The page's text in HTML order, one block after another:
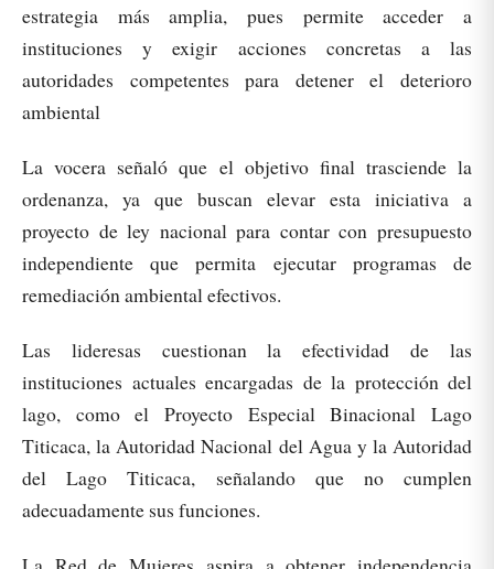
estrategia más amplia, pues permite acceder a
instituciones y exigir acciones concretas a las
autoridades competentes para detener el deterioro
ambiental
La vocera señaló que el objetivo final trasciende la
ordenanza, ya que buscan elevar esta iniciativa a
proyecto de ley nacional para contar con presupuesto
independiente que permita ejecutar programas de
remediación ambiental efectivos.
Las lideresas cuestionan la efectividad de las
instituciones actuales encargadas de la protección del
lago, como el Proyecto Especial Binacional Lago
Titicaca, la Autoridad Nacional del Agua y la Autoridad
del Lago Titicaca, señalando que no cumplen
adecuadamente sus funciones.